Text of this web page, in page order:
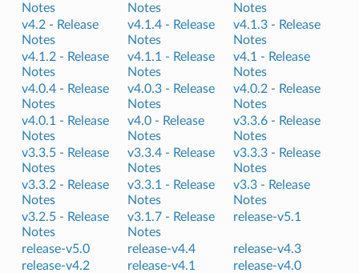
Notes
Notes
Notes
v4.2 - Release
Notes
v4.1.4 - Release
Notes
v4.1.3 - Release
Notes
v4.1.2 - Release
Notes
v4.1.1 - Release
Notes
v4.1 - Release
Notes
v4.0.4 - Release
Notes
v4.0.3 - Release
Notes
v4.0.2 - Release
Notes
v4.0.1 - Release
Notes
v4.0 - Release
Notes
v3.3.6 - Release
Notes
v3.3.5 - Release
Notes
v3.3.4 - Release
Notes
v3.3.3 - Release
Notes
v3.3.2 - Release
Notes
v3.3.1 - Release
Notes
v3.3 - Release
Notes
v3.2.5 - Release
Notes
v3.1.7 - Release
Notes
release-v5.1
release-v5.0 release-v4.4
release-v4.3
release-v4.2
release-v4.1
release-v4.0